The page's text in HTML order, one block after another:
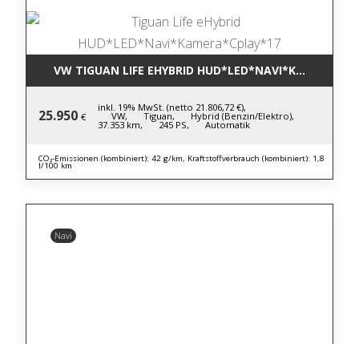
VW TIGUAN LIFE EHYBRID
25.950 €
inkl. 19% MwSt. (netto 21.806,72 €),
VW, Tiguan, Hybrid (Benzin/Elektro),
37.353 km, 245 PS, Automatik
CO₂-Emissionen (kombiniert): 42 g/km, Kraftstoffverbrauch (kombiniert): 1,8
l/100 km
Navi